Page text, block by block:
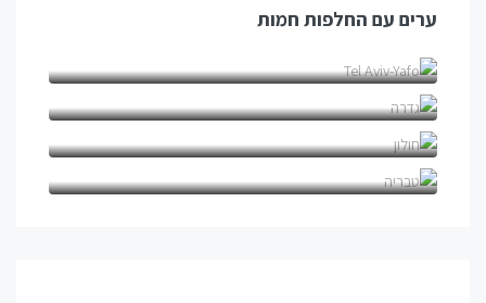
ערים עם החלפות חמות